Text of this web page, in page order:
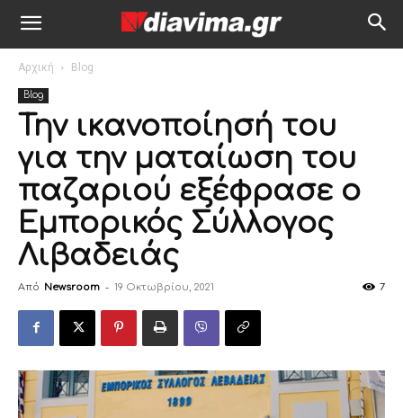
Αρχική Blog
Blog
Την ικανοποίησή του
για την ματαίωση του
παζαριού εξέφρασε ο
Εμπορικός Σύλλογος
Λιβαδειάς
Από Newsroom - 19 Οκτωβρίου, 2021 7